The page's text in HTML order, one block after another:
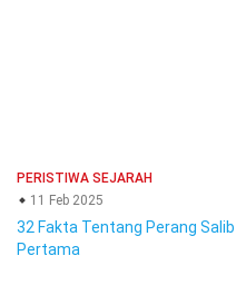
PERISTIWA SEJARAH
11 Feb 2025
32 Fakta Tentang Perang Salib
Pertama